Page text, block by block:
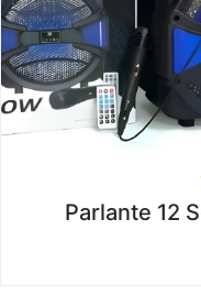
Parlante 12